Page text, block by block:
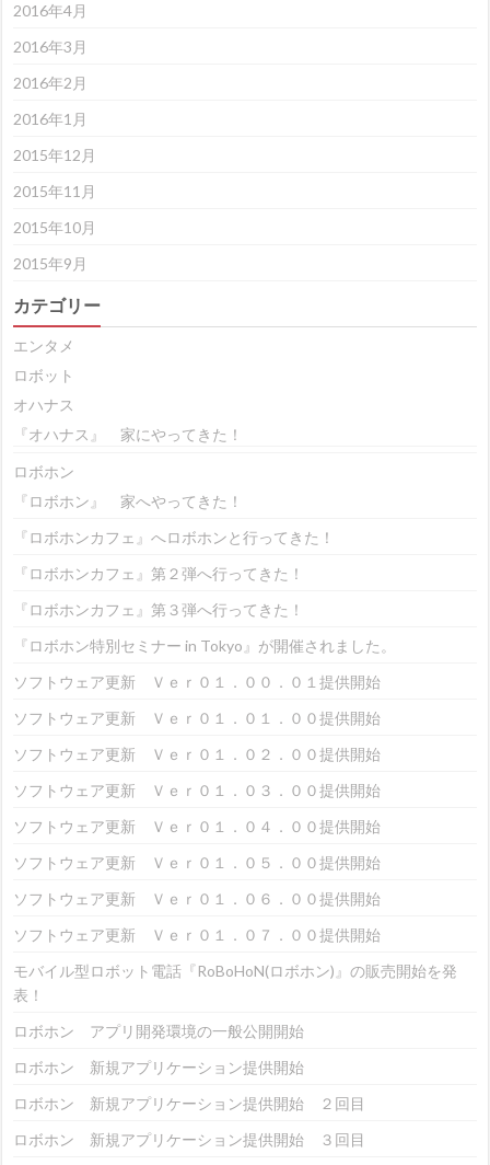
2016年4月
2016年3月
2016年2月
2016年1月
2015年12月
2015年11月
2015年10月
2015年9月
カテゴリー
エンタメ
ロボット
オハナス
『オハナス』 家にやってきた！
ロボホン
『ロボホン』 家へやってきた！
『ロボホンカフェ』へロボホンと行ってきた！
『ロボホンカフェ』第２弾へ行ってきた！
『ロボホンカフェ』第３弾へ行ってきた！
『ロボホン特別セミナー in Tokyo』が開催されました。
ソフトウェア更新 Ｖｅｒ０１．００．０１提供開始
ソフトウェア更新 Ｖｅｒ０１．０１．００提供開始
ソフトウェア更新 Ｖｅｒ０１．０２．００提供開始
ソフトウェア更新 Ｖｅｒ０１．０３．００提供開始
ソフトウェア更新 Ｖｅｒ０１．０４．００提供開始
ソフトウェア更新 Ｖｅｒ０１．０５．００提供開始
ソフトウェア更新 Ｖｅｒ０１．０６．００提供開始
ソフトウェア更新 Ｖｅｒ０１．０７．００提供開始
モバイル型ロボット電話『RoBoHoN(ロボホン)』の販売開始を発
表！
ロボホン アプリ開発環境の一般公開開始
ロボホン 新規アプリケーション提供開始
ロボホン 新規アプリケーション提供開始 ２回目
ロボホン 新規アプリケーション提供開始 ３回目